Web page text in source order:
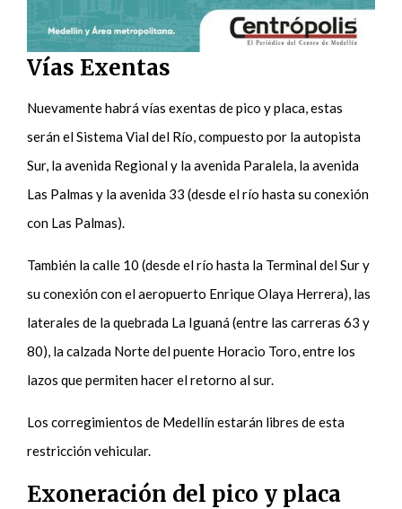
Vías Exentas
Nuevamente habrá vías exentas de pico y placa, estas
serán el Sistema Vial del Río, compuesto por la autopista
Sur, la avenida Regional y la avenida Paralela, la avenida
Las Palmas y la avenida 33 (desde el río hasta su conexión
con Las Palmas).
También la calle 10 (desde el río hasta la Terminal del Sur y
su conexión con el aeropuerto Enrique Olaya Herrera), las
laterales de la quebrada La Iguaná (entre las carreras 63 y
80), la calzada Norte del puente Horacio Toro, entre los
lazos que permiten hacer el retorno al sur.
Los corregimientos de Medellín estarán libres de esta
restricción vehicular.
Exoneración del pico y placa